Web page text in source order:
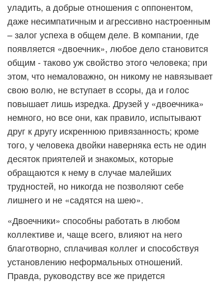
уладить, а добрые отношения с оппонентом,
даже несимпатичным и агрессивно настроенным
– залог успеха в общем деле. В компании, где
появляется «двоечник», любое дело становится
общим - таково уж свойство этого человека; при
этом, что немаловажно, он никому не навязывает
свою волю, не вступает в ссоры, да и голос
повышает лишь изредка. Друзей у «двоечника»
немного, но все они, как правило, испытывают
друг к другу искреннюю привязанность; кроме
того, у человека двойки наверняка есть не один
десяток приятелей и знакомых, которые
обращаются к нему в случае малейших
трудностей, но никогда не позволяют себе
лишнего и не «садятся на шею».
«Двоечники» способны работать в любом
коллективе и, чаще всего, влияют на него
благотворно, сплачивая коллег и способствуя
установлению неформальных отношений.
Правда, руководству все же придется